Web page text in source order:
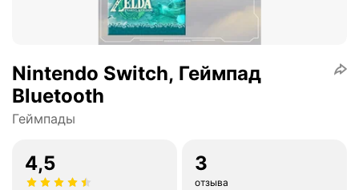
Nintendo Switch, Геймпад
Bluetooth
Геймпады
4,5 3
отзыва